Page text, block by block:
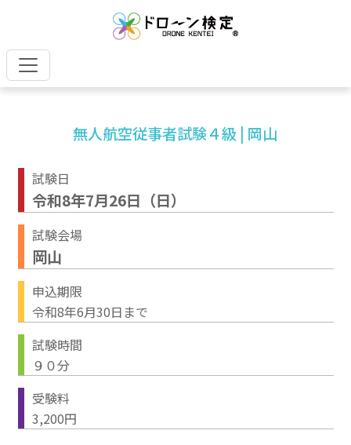
無人航空従事者試験４級 | 岡山
試験日
令和8年7月26日（日）
試験会場
岡山
申込期限
令和8年6月30日まで
試験時間
９０分
受験料
3,200円